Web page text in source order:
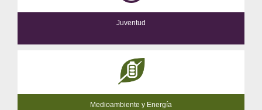
Juventud
Medioambiente y Energía